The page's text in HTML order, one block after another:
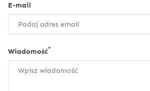
E-mail
Wiadomość*